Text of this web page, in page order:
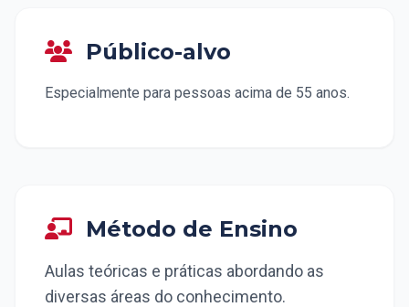
Público-alvo
Especialmente para pessoas acima de 55 anos.
Método de Ensino
Aulas teóricas e práticas abordando as
diversas áreas do conhecimento.